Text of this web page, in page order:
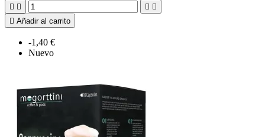
   
 Añadir al carrito
-1,40 €
Nuevo